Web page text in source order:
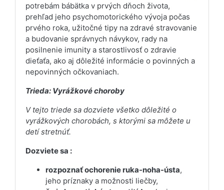
potrebám bábätka v prvých dňoch života,
prehľad jeho psychomotorického vývoja počas
prvého roka, užitočné tipy na zdravé stravovanie
a budovanie správnych návykov, rady na
posilnenie imunity a starostlivosť o zdravie
dieťaťa, ako aj dôležité informácie o povinných a
nepovinných očkovaniach.
Trieda: Vyrážkové choroby
V tejto triede sa dozviete všetko dôležité o
vyrážkových chorobách, s ktorými sa môžete u
detí stretnúť.
Dozviete sa :
rozpoznať ochorenie ruka-noha-ústa,
jeho príznaky a možnosti liečby,